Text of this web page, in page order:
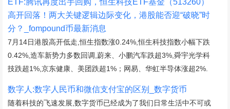
ETF:腾讯再度出手回购，恒生科技ETF基金（513260）
高开回落！两大关键逻辑边际变化，港股能否迎“破晓”时
分？_fompound币最新消息
7月14日港股高开低走,恒生指数涨0.24%,恒生科技指数小幅下跌
0.42%,造车新势力多数回调,蔚来、小鹏汽车跌超3%,舜宇光学科
技跌超1%,京东健康、美团跌超1%；网易、华虹半导体涨超2%.
数字人:数字人民币和微信支付宝的区别_数字货币
随着科技的飞速发展,数字货币已经成为了我们日常生活中不可或